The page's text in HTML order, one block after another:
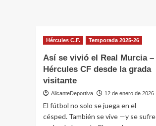
atasca
el
Sevilla
Atlético
vuelve
a
dejar
dudas
Hércules C.F. Temporada 2025-26
Así se vivió el Real Murcia –
Hércules CF desde la grada
visitante
AlicanteDeportiva 12 de enero de 2026
El fútbol no solo se juega en el
césped. También se vive —y se sufre